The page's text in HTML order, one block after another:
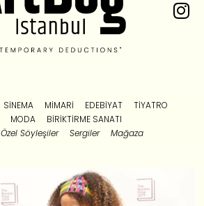
SINEMA MIMARI EDEBIYAT
TIYATRO
MODA
BIRIKTIRME SANATI
Özel Söyleşiler Sergiler Mağaza